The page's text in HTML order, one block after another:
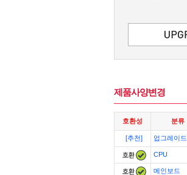
제품사양변경
호환성 분류
[추천] 업그레이드
CPU
메인보드